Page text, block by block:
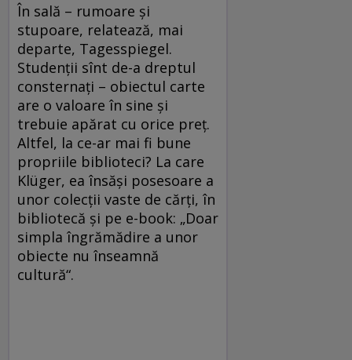
În sală – rumoare şi
stupoare, relatează, mai
departe, Tagesspiegel.
Studenţii sînt de-a dreptul
consternaţi – obiectul carte
are o valoare în sine şi
trebuie apărat cu orice preţ.
Altfel, la ce-ar mai fi bune
propriile biblioteci? La care
Klüger, ea însăşi posesoare a
unor colecţii vaste de cărţi, în
bibliotecă şi pe e-book: „Doar
simpla îngrămădire a unor
obiecte nu înseamnă
cultură“.